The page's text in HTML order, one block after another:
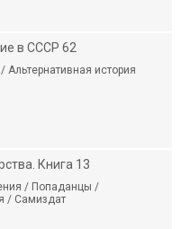
в СССР 62
история
Книга 13
/ Попаданцы /
/ Самиздат